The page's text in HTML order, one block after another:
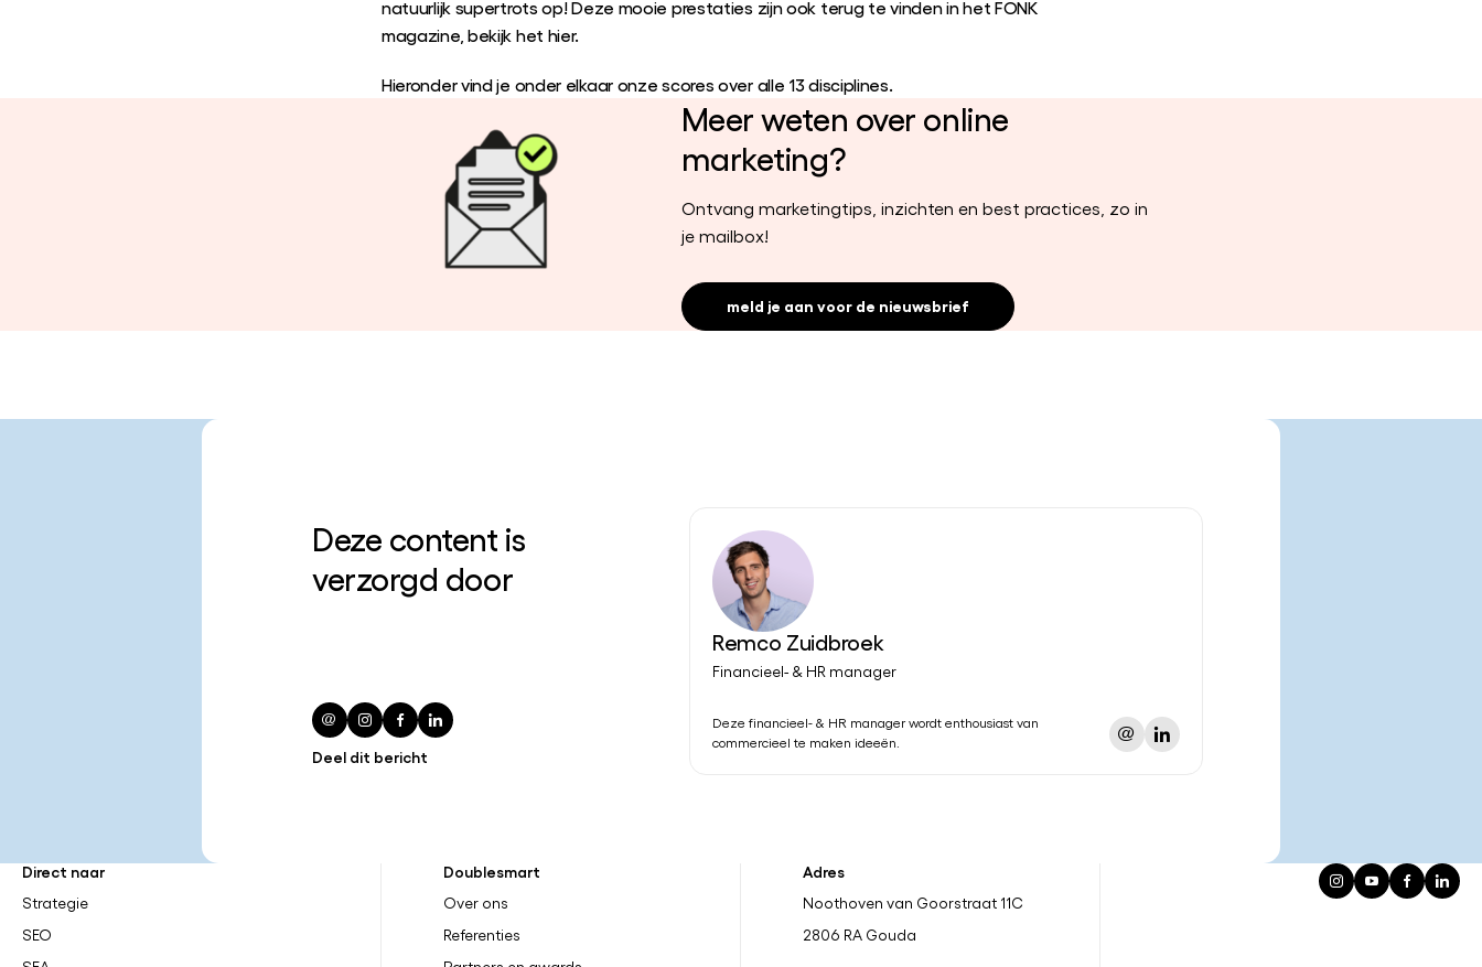
natuurlijk supertrots op! Deze mooie prestaties zijn ook terug te vinden in het FONK
magazine, bekijk het hier.
Hieronder vind je onder elkaar onze scores over alle 13 disciplines.
Meer weten over online
marketing?
Ontvang marketingtips, inzichten en best practices, zo in
je mailbox!
meld je aan voor de nieuwsbrief
Deze content is
verzorgd door
Deel dit bericht
Remco Zuidbroek
Financieel- & HR manager
Deze financieel- & HR manager wordt enthousiast van
commercieel te maken ideeën.
Direct naar
Strategie
SEO
Doublesmart
Over ons
Referenties
Adres
Noothoven van Goorstraat 11C
2806 RA Gouda